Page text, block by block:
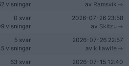
visningar
av Ramsvik
0 svar
visningar
2026-07-26 23:58
av Skitzu
5 svar
visningar
2026-07-26 22:57
av killawife
63 svar
2026-07-15 12:40